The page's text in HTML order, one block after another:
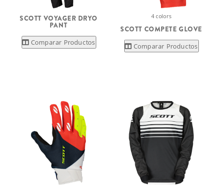
SCOTT VOYAGER DRYO
PANT
Comparar Productos
4 colors
SCOTT COMPETE GLOVE
Comparar Productos